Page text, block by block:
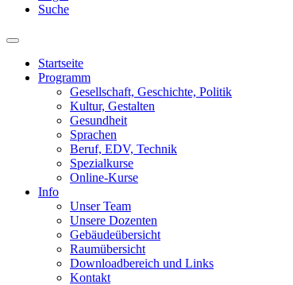
Suche
Startseite
Programm
Gesellschaft, Geschichte, Politik
Kultur, Gestalten
Gesundheit
Sprachen
Beruf, EDV, Technik
Spezialkurse
Online-Kurse
Info
Unser Team
Unsere Dozenten
Gebäudeübersicht
Raumübersicht
Downloadbereich und Links
Kontakt